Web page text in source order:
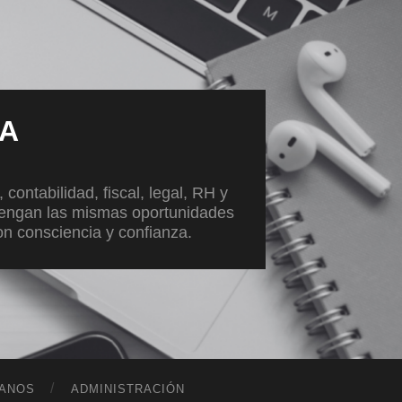
contabilidad, fiscal, legal, RH y
las mismas oportunidades
consciencia y confianza.
ADMINISTRACIÓN